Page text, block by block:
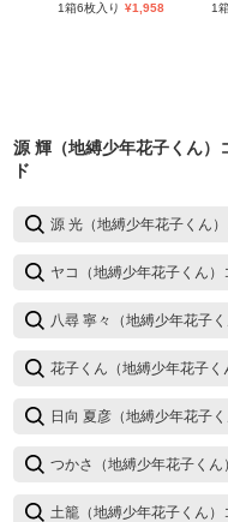
1箱6枚入り ¥1,958 1
源 輝（地縛少年花子くん）
ド
源 光（地縛少年花子くん
ヤコ（地縛少年花子くん）
八尋 寧々（地縛少年花子
花子くん（地縛少年花子
日向 夏彦（地縛少年花子
つかさ（地縛少年花子くん
土籠（地縛少年花子くん）